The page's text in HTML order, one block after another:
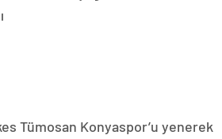
Tümosan Konyaspor’u yenerek